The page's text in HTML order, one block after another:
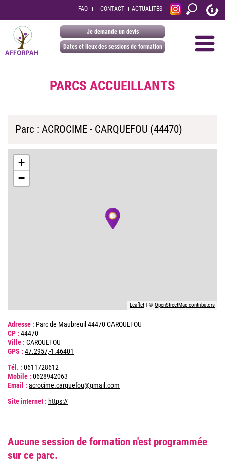
PARCS ACCUEILLANTS
Parc : ACROCIME - CARQUEFOU (44470)
+
−
Leaflet | © OpenStreetMap contributors
Adresse : Parc de Maubreuil 44470 CARQUEFOU
CP : 44470
Ville : CARQUEFOU
GPS : 47.2957,-1.46401
Tél. : 0611728612
Mobile : 0628942063
Email : acrocime.carquefou@gmail.com
Site internet : https://
Aucune session de formation n'est programmée
sur ce parc.
FAQ CONTACT ACTUALITÉS
Dates et lieux des sessions de formation
Je demande un devis